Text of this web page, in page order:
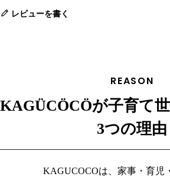
レビューを書く
REASON
KAGÜCÖCÖが子育て
3つの理由
KAGUCOCOは、家事・育児